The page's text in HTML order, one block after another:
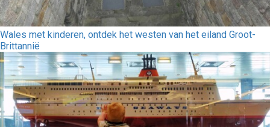
Wales met kinderen, ontdek het westen van het eiland Groot-
Brittannië